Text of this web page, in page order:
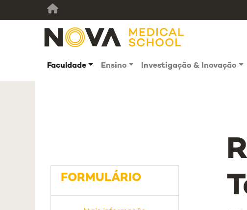
Faculdade Ensino Investigação & Inovação
FORMULÁRIO